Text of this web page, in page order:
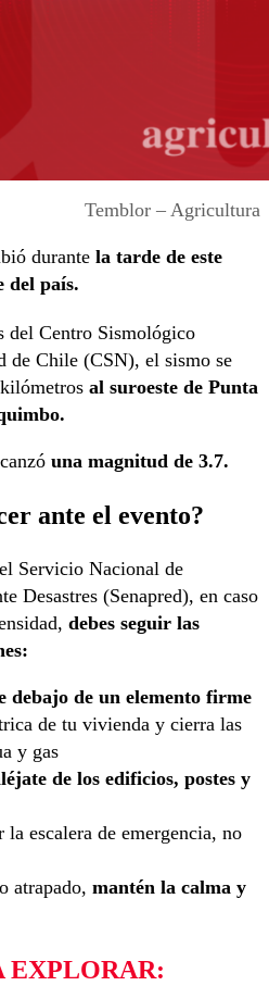
Temblor – Agricultura
durante la tarde de este
del país.
del Centro Sismológico
de Chile (CSN), el sismo se
al suroeste de Punta
una magnitud de 3.7.
ante el evento?
Servicio Nacional de
Desastres (Senapred), en caso
debes seguir las
debajo de un elemento firme
de tu vivienda y cierra las
y gas
de los edificios, postes y
escalera de emergencia, no
atrapado, mantén la calma y
EXPLORAR: